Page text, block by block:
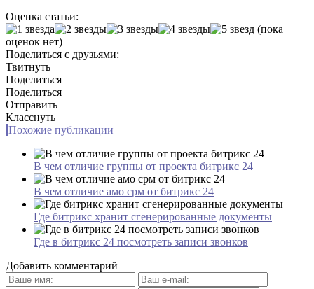
Оценка статьи:
(пока
оценок нет)
Поделиться с друзьями:
Твитнуть
Поделиться
Поделиться
Отправить
Класснуть
Похожие публикации
В чем отличие группы от проекта битрикс 24
В чем отличие амо срм от битрикс 24
Где битрикс хранит сгенерированные документы
Где в битрикс 24 посмотреть записи звонков
Добавить комментарий